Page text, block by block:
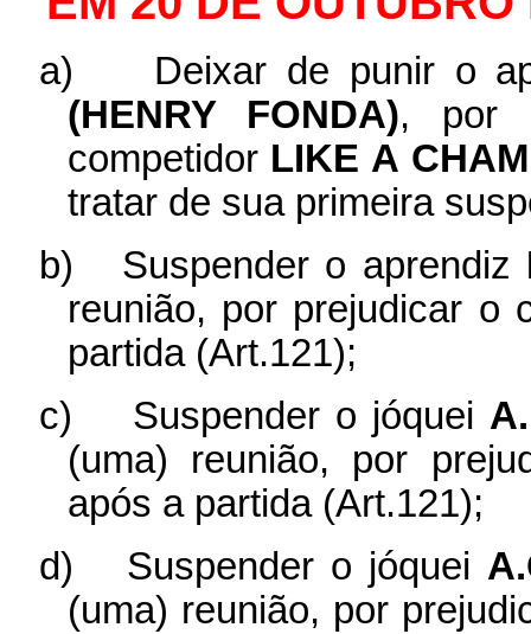
a)
Deixar de punir o
(HENRY FONDA), por
competidor LIKE A
tratar de sua primeira
b)
Suspender o aprendiz
reunião, por prejudicar o
partida (Art.121);
c)
Suspender o jóquei
(uma) reunião, por
após a partida (Art.121);
d)
Suspender o jóquei
(uma) reunião, por